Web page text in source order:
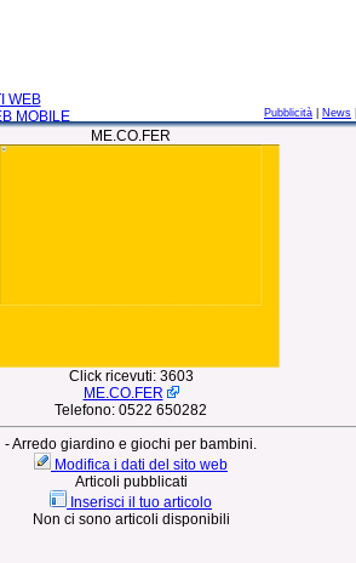
WEB
MOBILE
Pubblicità News
ME.CO.FER
Click ricevuti: 3603
ME.CO.FER
Telefono: 0522 650282
- Arredo giardino e giochi per bambini.
Modifica i dati del sito web
Articoli pubblicati
Inserisci il tuo articolo
Non ci sono articoli disponibili